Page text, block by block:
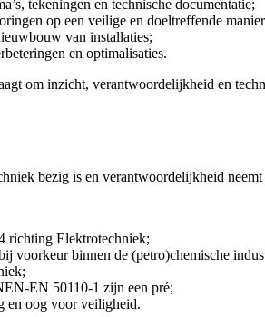
tekeningen en technische documentatie;
op een veilige en doeltreffende
van installaties;
en optimalisaties.
om inzicht, verantwoordelijkheid en
bezig is en verantwoordelijkheid
richting Elektrotechniek;
voorkeur binnen de (petro)chemische
EN 50110-1 zijn een pré;
en oog voor veiligheid.